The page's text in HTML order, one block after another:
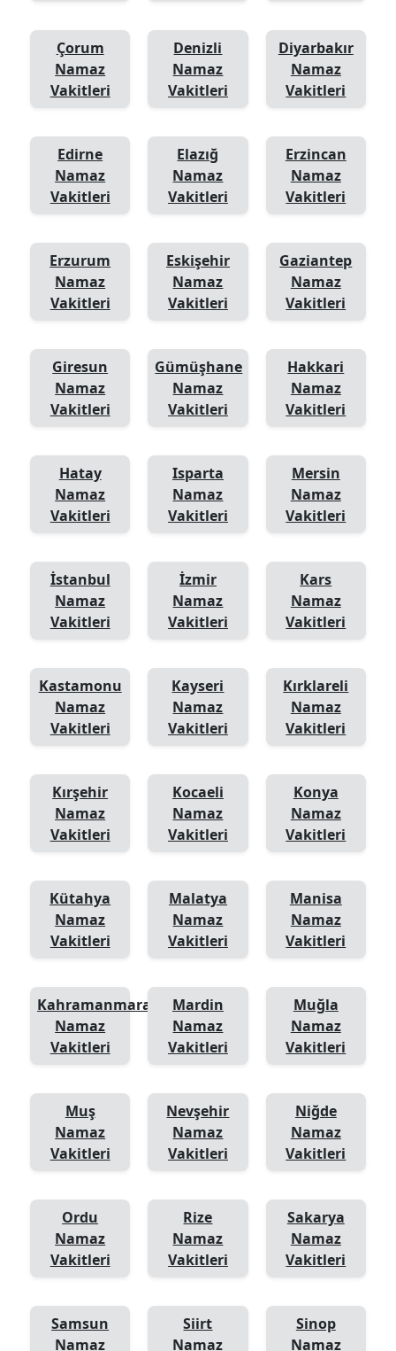
Çorum
Namaz
Vakitleri
Denizli
Namaz
Vakitleri
Diyarbakır
Namaz
Vakitleri
Edirne
Namaz
Vakitleri
Elazığ
Namaz
Vakitleri
Erzincan
Namaz
Vakitleri
Erzurum
Namaz
Vakitleri
Eskişehir
Namaz
Vakitleri
Gaziantep
Namaz
Vakitleri
Giresun
Namaz
Vakitleri
Gümüşhane
Namaz
Vakitleri
Hakkari
Namaz
Vakitleri
Hatay
Namaz
Vakitleri
Isparta
Namaz
Vakitleri
Mersin
Namaz
Vakitleri
İstanbul
Namaz
Vakitleri
İzmir
Namaz
Vakitleri
Kars
Namaz
Vakitleri
Kastamonu
Namaz
Vakitleri
Kayseri
Namaz
Vakitleri
Kırklareli
Namaz
Vakitleri
Kırşehir
Namaz
Vakitleri
Kocaeli
Namaz
Vakitleri
Konya
Namaz
Vakitleri
Kütahya
Namaz
Vakitleri
Malatya
Namaz
Vakitleri
Manisa
Namaz
Vakitleri
Kahramanmaraş
Namaz
Vakitleri
Mardin
Namaz
Vakitleri
Muğla
Namaz
Vakitleri
Muş
Namaz
Vakitleri
Nevşehir
Namaz
Vakitleri
Niğde
Namaz
Vakitleri
Ordu
Namaz
Vakitleri
Rize
Namaz
Vakitleri
Sakarya
Namaz
Vakitleri
Samsun
Namaz
Siirt
Namaz
Sinop
Namaz